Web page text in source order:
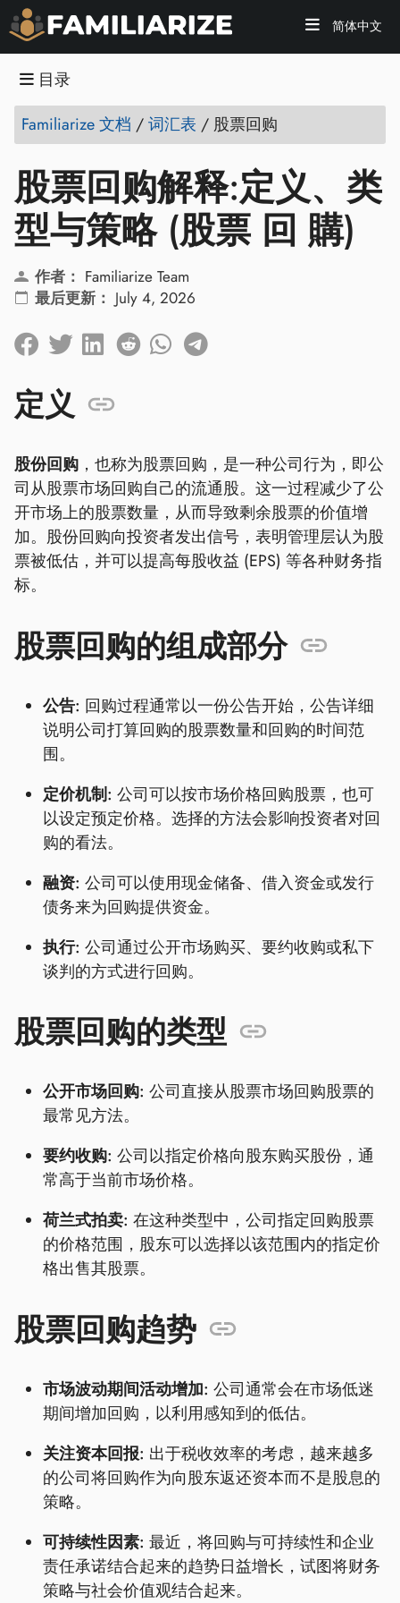
简体中文
目录
Familiarize 文档 /词汇表 / 股票回购
股票回购解释:定义、类
型与策略 (股票 回 購)
作者： Familiarize Team
最后更新： July 4, 2026
定义
股份回购 ，也称为股票回购，是一种公司行为，即公
司从股票市场回购自己的流通股。这一过程减少了公
开市场上的股票数量，从而导致剩余股票的价值增
加。股份回购向投资者发出信号，表明管理层认为股
票被低估，并可以提高每股收益 (EPS) 等各种财务指
标。
股票回购的组成部分
公告: 回购过程通常以一份公告开始，公告详细
说明公司打算回购的股票数量和回购的时间范
围。
定价机制: 公司可以按市场价格回购股票，也可
以设定预定价格。选择的方法会影响投资者对回
购的看法。
融资: 公司可以使用现金储备、借入资金或发行
债务来为回购提供资金。
执行: 公司通过公开市场购买、要约收购或私下
谈判的方式进行回购。
股票回购的类型
公开市场回购: 公司直接从股票市场回购股票的
最常见方法。
要约收购: 公司以指定价格向股东购买股份，通
常高于当前市场价格。
荷兰式拍卖: 在这种类型中，公司指定回购股票
的价格范围，股东可以选择以该范围内的指定价
格出售其股票。
股票回购趋势
市场波动期间活动增加: 公司通常会在市场低迷
期间增加回购，以利用感知到的低估。
关注资本回报: 出于税收效率的考虑，越来越多
的公司将回购作为向股东返还资本而不是股息的
策略。
可持续性因素: 最近，将回购与可持续性和企业
责任承诺结合起来的趋势日益增长，试图将财务
策略与社会价值观结合起来。